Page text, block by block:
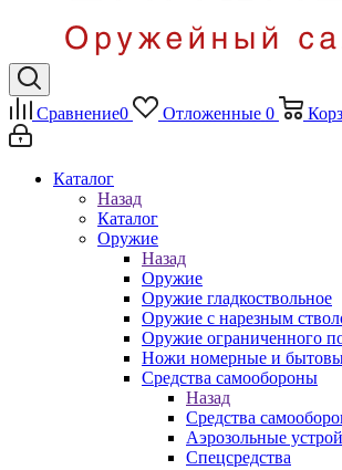
Сравнение0 Отложенные 0
Каталог
Назад
Каталог
Оружие
Назад
Оружие
Оружие гладкоствольное
Оружие с нарезным
Оружие ограниченного
Ножи номерные и
Средства самообороны
Назад
Средства
Аэрозольные
Спецсредства